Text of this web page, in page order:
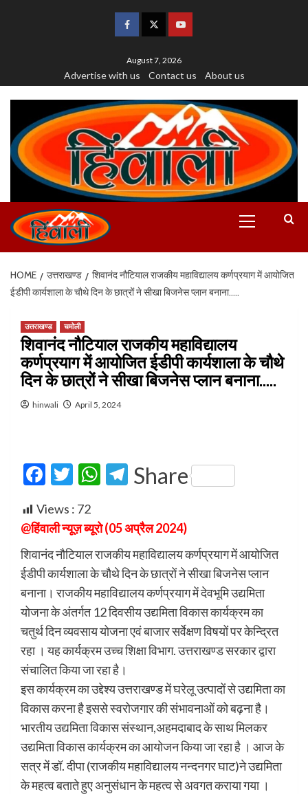
August 7, 2026
Advertise with us Contact us About us
HOME उत्तराखण्ड
शिवानंद नौटियाल राजकीय महाविद्यालय कर्णप्रयाग में आयोजित
ईडीपी कार्यशाला के चौथे दिन के छात्रों ने सीखा बिजनेस प्लान बनाना…..
उत्तराखण्ड चमोली
शिवानंद नौटियाल राजकीय महाविद्यालय
कर्णप्रयाग में आयोजित ईडीपी कार्यशाला के चौथे
दिन के छात्रों ने सीखा बिजनेस प्लान बनाना…..
hinwali April 5, 2024
Facebook
Twitter
WhatsApp
Telegram
Share
Views : 72
@हिंवाली न्यूज़ ब्यूरो (05 अप्रैल 2024)
शिवानंद नौटियाल राजकीय महाविद्यालय कर्णप्रयाग में आयोजित
ईडीपी कार्यशाला के चौथे दिन के छात्रों ने सीखा बिजनेस प्लान
बनाना। राजकीय महाविद्यालय कर्णप्रयाग में देवभूमि उद्यमिता
योजना के अंतर्गत 12 दिवसीय उद्यमिता विकास कार्यक्रम का
चतुर्थ दिन व्यवसाय योजना एवं बाजार सर्वेक्षण विषयों पर केन्द्रित
रहा । यह कार्यक्रम उच्च शिक्षा विभाग. उत्तराखण्ड सरकार द्वारा
संचालित किया जा रहा है।
इस कार्यक्रम का उद्देश्य उत्तराखण्ड में घरेलू उत्पादों से उद्यमिता का
विकास करना है इससे स्वरोजगार की संभावनाओं को बढ़ना है।
भारतीय उद्यमिता विकास संस्थान,अहमदाबाद के साथ मिलकर
उद्यमिता विकास कार्यक्रम का आयोजन किया जा रहा है । आज के
सत्र में डॉ. दीपा (राजकीय महाविद्यालय नन्दनगर घाट)ने उद्यमिता
के महत्व बताते हुए अनुसंधान के महत्व से अवगत कराया गया ।